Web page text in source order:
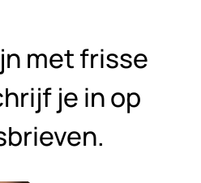
met frisse
je in op